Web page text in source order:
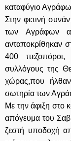
καταφύγιο
Στην φετινή
των Αγράφων
ανταποκρίθηκαν
400 πεζοπόροι,
συλλόγους της
χώρας,που
σωτηρία των
Με την άφιξη στο
απόγευμα του
ζεστή υποδοχή